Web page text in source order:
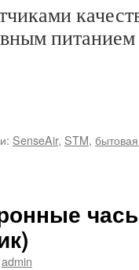
SenseAir, STM,
admin